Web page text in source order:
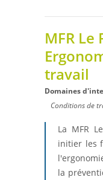
MFR Le
travail
Domaines
Conditions de
La MFR
initier les
la